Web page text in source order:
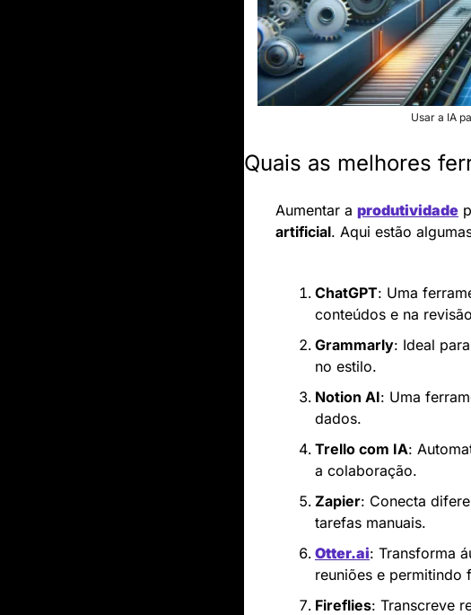
Usar a IA
Quais as melhores
Aumentar a produtividade
artificial. Aqui estão
ChatGPT: Uma
conteúdos e na
Grammarly: Ideal
no estilo.
Notion AI: Uma
dados.
Trello com IA:
a colaboração.
Zapier: Conecta
tarefas manuais.
Otter.ai: Transforma
reuniões e permitindo
Fireflies: Transcreve